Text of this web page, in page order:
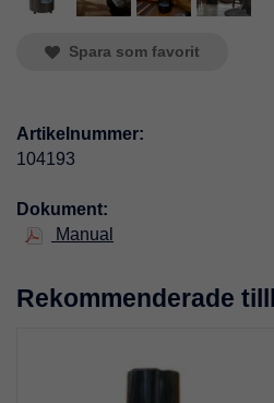
Spara som favorit
Artikelnummer:
104193
Dokument:
Manual
Rekommenderade